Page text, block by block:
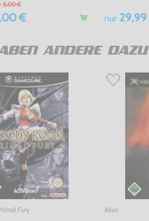
5,00 €
€ nur29,99
ANDERE
Fury Alias